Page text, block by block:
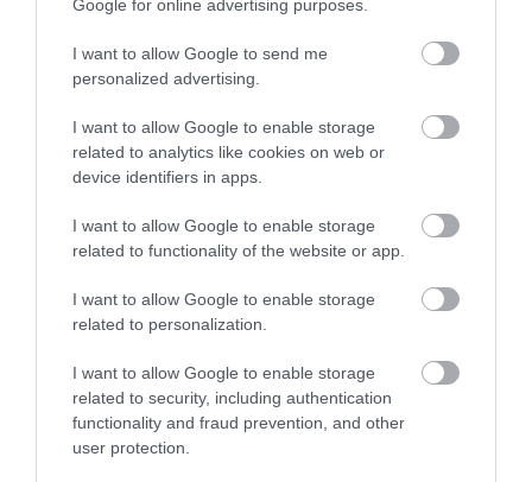
Google for online advertising purposes.
I want to allow Google to send me
personalized advertising.
I want to allow Google to enable storage
related to analytics like cookies on web or
device identifiers in apps.
I want to allow Google to enable storage
related to functionality of the website or app.
I want to allow Google to enable storage
related to personalization.
I want to allow Google to enable storage
related to security, including authentication
functionality and fraud prevention, and other
user protection.
Συγκίνηση στην Εύβοια: Νέοι από
τη Ρουμανία συνόδευσαν την Ιερή
Εικόνα
06.08.2026 | 18:40
καλώδια – Οι συνεργοί του τον
εγκατέλειψαν
Πανικός σε πανηγύρι της Εύβοιας:
06.08.2026 | 18:00
Φωτιά στη Σκύρο: Πηγαίνουν
Όλες οι τελευταίες ειδήσεις
ΠΕΡΙΣΣΟΤΕΡΑ ΑΠΟ ΕΙΔΗΣΕΙΣ ΕΥΒΟΙΑ